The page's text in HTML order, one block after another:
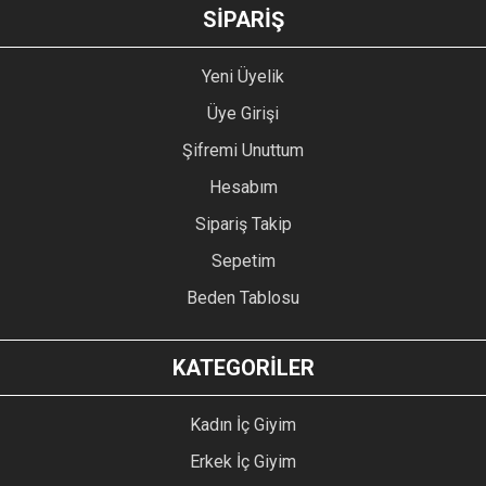
GÖNDER
SİPARİŞ
Yeni Üyelik
Üye Girişi
Şifremi Unuttum
Hesabım
Sipariş Takip
Sepetim
Beden Tablosu
KATEGORİLER
Kadın İç Giyim
Erkek İç Giyim